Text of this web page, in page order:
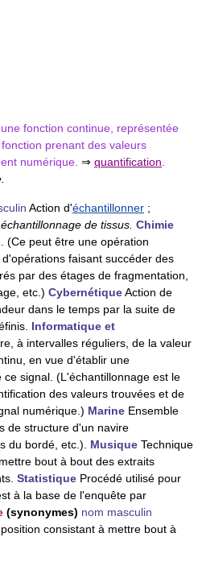
fonction continue, représentée
prenant des valeurs
numérique. ⇒ quantification
Action d'échantillonner ;
de tissus. Chimie
(Ce peut être une opération
faisant succéder des
par des étages de fragmentation,
etc.) CybernétiqueAction de
dans le temps par la suite de
Informatique et
à intervalles réguliers, de la valeur
en vue d'établir une
signal. (L'échantillonnage est le
des valeurs trouvées et de
numérique.) Marine Ensemble
de structure d'un navire
du bordé, etc.). Musique Technique
bout à bout des extraits
Statistique Procédé utilisé pour
à la base de l'enquête par
(synonymes) nom masculin
consistant à mettre bout à